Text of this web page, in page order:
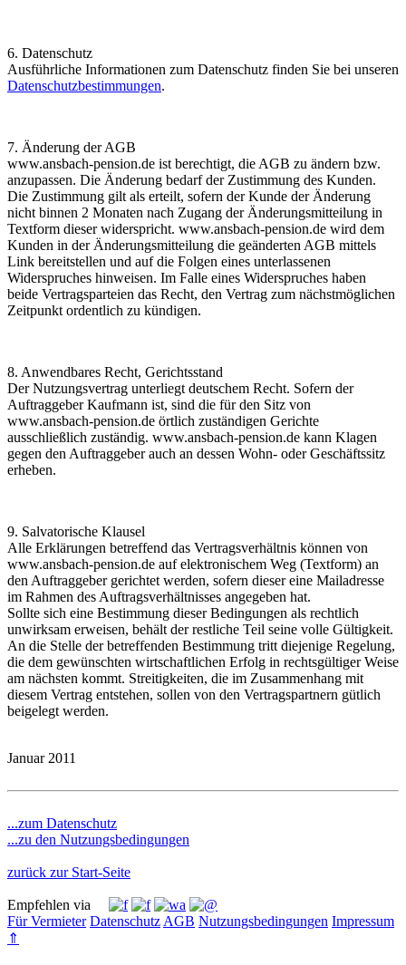
6. Datenschutz
Ausführliche Informationen zum Datenschutz finden Sie bei unseren
Datenschutzbestimmungen.
7. Änderung der AGB
www.ansbach-pension.de ist berechtigt, die AGB zu ändern bzw.
anzupassen. Die Änderung bedarf der Zustimmung des Kunden.
Die Zustimmung gilt als erteilt, sofern der Kunde der Änderung
nicht binnen 2 Monaten nach Zugang der Änderungsmitteilung in
Textform dieser widerspricht. www.ansbach-pension.de wird dem
Kunden in der Änderungsmitteilung die geänderten AGB mittels
Link bereitstellen und auf die Folgen eines unterlassenen
Widerspruches hinweisen. Im Falle eines Widerspruches haben
beide Vertragsparteien das Recht, den Vertrag zum nächstmöglichen
Zeitpunkt ordentlich zu kündigen.
8. Anwendbares Recht, Gerichtsstand
Der Nutzungsvertrag unterliegt deutschem Recht. Sofern der
Auftraggeber Kaufmann ist, sind die für den Sitz von
www.ansbach-pension.de örtlich zuständigen Gerichte
ausschließlich zuständig. www.ansbach-pension.de kann Klagen
gegen den Auftraggeber auch an dessen Wohn- oder Geschäftssitz
erheben.
9. Salvatorische Klausel
Alle Erklärungen betreffend das Vertragsverhältnis können von
www.ansbach-pension.de auf elektronischem Weg (Textform) an
den Auftraggeber gerichtet werden, sofern dieser eine Mailadresse
im Rahmen des Auftragsverhältnisses angegeben hat.
Sollte sich eine Bestimmung dieser Bedingungen als rechtlich
unwirksam erweisen, behält der restliche Teil seine volle Gültigkeit.
An die Stelle der betreffenden Bestimmung tritt diejenige Regelung,
die dem gewünschten wirtschaftlichen Erfolg in rechtsgültiger Weise
am nächsten kommt. Streitigkeiten, die im Zusammenhang mit
diesem Vertrag entstehen, sollen von den Vertragspartnern gütlich
beigelegt werden.
Januar 2011
...zum Datenschutz
...zu den Nutzungsbedingungen
zurück zur Start-Seite
Empfehlen via
Für Vermieter Datenschutz AGB Nutzungsbedingungen Impressum
⇑